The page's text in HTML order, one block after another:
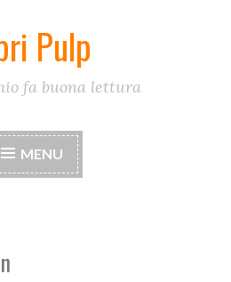
Pulp
fa buona lettura
MENU